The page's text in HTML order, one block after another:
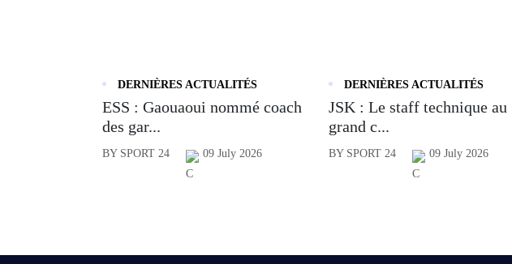
DERNIÈRES ACTUALITÉS
ESS : Gaouaoui nommé coach
des gar...
BY SPORT 24 09 July 2026
DERNIÈRES ACTUALITÉS
JSK : Le staff technique au
grand c...
BY SPORT 24 09 July 2026